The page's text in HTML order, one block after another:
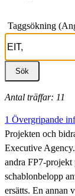
Taggsökning
Antal träffar: 11
1 Övergripande
Projekten och
Executive
andra FP7-projekt
schablonbelopp
ersätts. En annan